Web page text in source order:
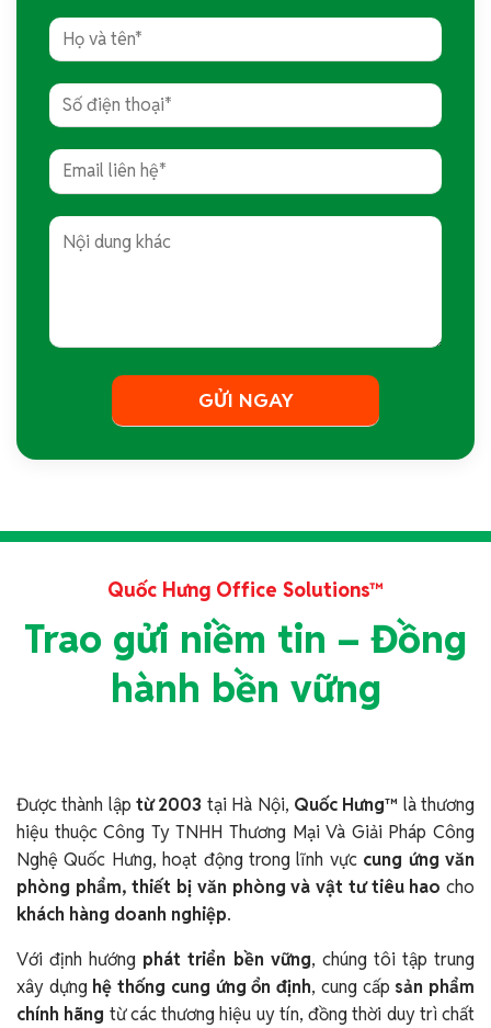
Quốc Hưng Office Solutions™
Trao gửi niềm tin – Đồng
hành bền vững
Được thành lậptừ 2003 tại Hà Nội, Quốc Hưng™ là thương
hiệu thuộc Công Ty TNHH Thương Mại Và Giải Pháp Công
Nghệ Quốc Hưng, hoạt động trong lĩnh vực cung ứng văn
phòng phẩm, thiết bị văn phòng và vật tư tiêu hao cho
khách hàng doanh nghiệp.
Với định hướng phát triển bền vững, chúng tôi tập trung
xây dựng hệ thống cung ứng ổn định, cung cấp sản phẩm
chính hãng từ các thương hiệu uy tín, đồng thời duy trì chất